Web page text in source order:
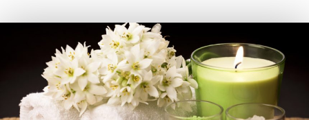
enfermando más
de lo que te
imaginas
Mariana Solorzanoagosto 20, 20173 comentarios